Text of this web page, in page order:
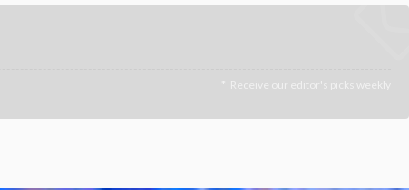
Receive our editor's picks weekly